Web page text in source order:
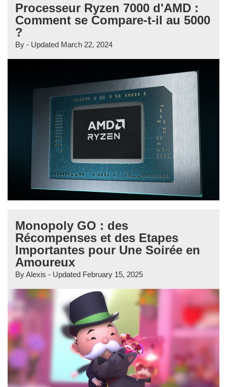
Processeur Ryzen 7000 d'AMD :
Comment se Compare-t-il au 5000
?
By - Updated March 22, 2024
Monopoly GO : des
Récompenses et des Etapes
Importantes pour Une Soirée en
Amoureux
ByAlexis - Updated February 15, 2025